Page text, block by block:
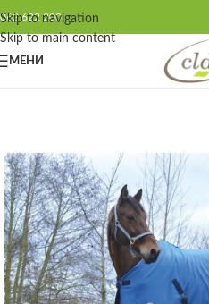
Skip to navigation
Skip to main content
062 622 200
МЕНИ